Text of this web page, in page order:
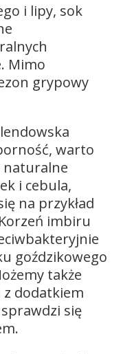
i lipy, sok
Mimo
grypowy
warto
naturalne
i cebula,
na przykład
imbiru
goździkowego
także
dodatkiem
się